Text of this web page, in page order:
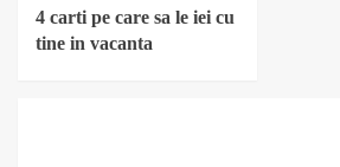
4 carti pe care sa le iei cu
tine in vacanta